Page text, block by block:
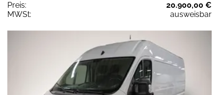
Preis:
20.900,00 €
MWSt:
ausweisbar